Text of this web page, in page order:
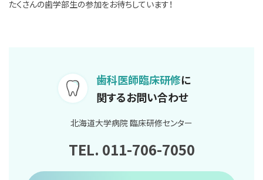
たくさんの歯学部生の参加をお待ちしています！
歯科医師臨床研修に
関するお問い合わせ
北海道大学病院 臨床研修センター
TEL. 011-706-7050